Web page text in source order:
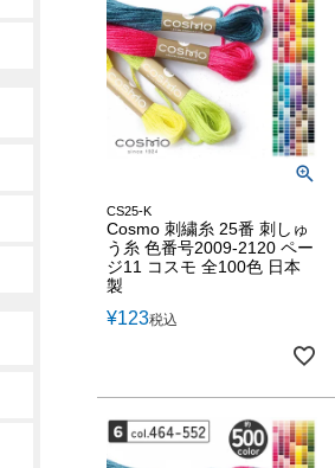
CS25-K
Cosmo 刺繍糸 25番 刺しゅ
う糸 色番号2009-2120 ペー
ジ11 コスモ 全100色 日本
製
¥123税込